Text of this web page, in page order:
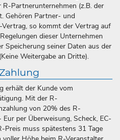
Partnerunternehmen (z.B. der
Gehören Partner- und
so kommt der Vertrag auf
dieser Unternehmen
Speicherung seiner Daten aus der
Weitergabe an Dritte).
erhält der Kunde vom
Mit der R-
von 20% des R-
per Überweisung, Scheck, EC-
Preis muss spätestens 31 Tage